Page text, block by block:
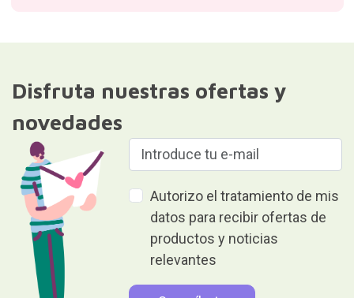
Disfruta nuestras ofertas y
novedades
Autorizo el tratamiento de mis
datos para recibir ofertas de
productos y noticias
relevantes